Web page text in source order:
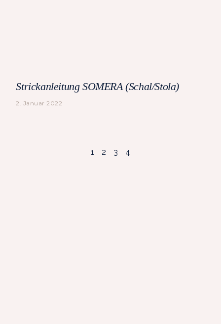
Strickanleitung SOMERA (Schal/Stola)
2. Januar 2022
1 2 3 4